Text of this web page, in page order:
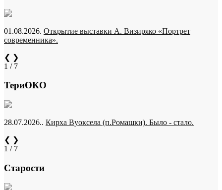
01.08.2026. Открытие выставки А. Визиряко «Портрет
современника».
❮ ❯
1 / 7
ТериОКО
28.07.2026.. Кирха Вуоксела (п.Ромашки). Было - стало.
❮ ❯
1 / 7
Старости